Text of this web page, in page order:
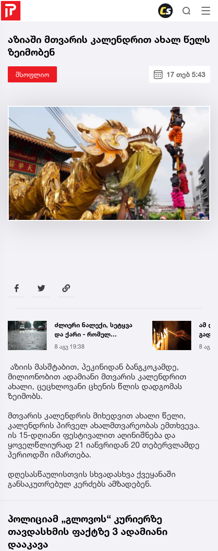
აზიაში მთვარის კალენდრით ახალ წელს
ზეიმობენ
მსოფლიო 17 თებ 5:43
ამ ლოცვას ბევრი
გადაურჩენია... -
მარიამობის მარხვაში
წასაკითხი სამი ლოცვა
8 აგვ 20:26
ნია
8 აგვ
აზიის მასშტაბით, პეკინიდან ბანგკოკამდე,
მილიონობით ადამიანი მთვარის კალენდრით
ახალი, ცეცხლოვანი ცხენის წლის დადგომას
ზეიმობს.
მთვარის კალენდრის მიხედვით ახალი წელი,
კალენდრის პირველ ახალმთვარეობას ემთხვევა.
ის 15-დღიანი ფესტივალით აღინიშნება და
ყოველწლიურად 21 იანვრიდან 20 თებერვლამდე
პერიოდში იმართება.
დღესასწაულისთვის სხვადასხვა ქვეყანაში
განსაკუთრებულ კერძებს ამზადებენ.
პოლიციამ „გლოვოს“ კურიერზე
თავდასხმის ფაქტზე 3 ადამიანი
დააკავა